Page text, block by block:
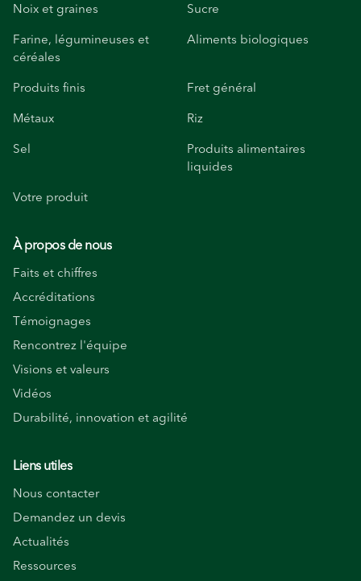
Noix et graines
Sucre
Farine, légumineuses et
céréales
Aliments biologiques
Produits finis
Fret général
Métaux
Riz
Sel
Produits alimentaires
liquides
Votre produit
À propos de nous
Faits et chiffres
Accréditations
Témoignages
Rencontrez l'équipe
Visions et valeurs
Vidéos
Durabilité, innovation et agilité
Liens utiles
Nous contacter
Demandez un devis
Actualités
Ressources